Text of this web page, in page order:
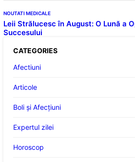
NOUTATI MEDICALE
Leii Strălucesc în August: O Lună a
Succesului
CATEGORIES
Afectiuni
Articole
Boli și Afecțiuni
Expertul zilei
Horoscop